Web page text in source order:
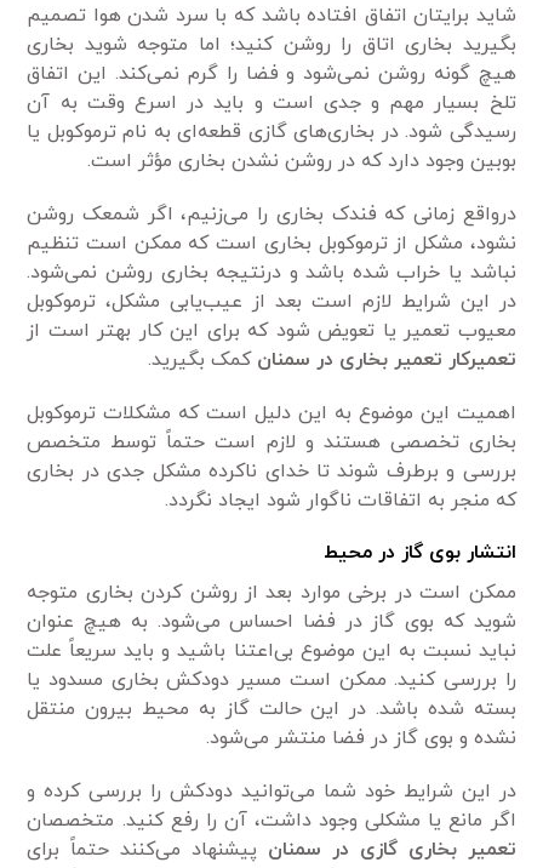
شاید برایتان اتفاق افتاده باشد که با سرد شدن هوا تصمیم
بگیرید بخاری اتاق را روشن کنید؛ اما متوجه شوید بخاری
هیچ گونه روشن نمی‌شود و فضا را گرم نمی‌کند. این اتفاق
تلخ بسیار مهم و جدی است و باید در اسرع وقت به آن
رسیدگی شود. در بخاری‌های گازی قطعه‌ای به نام ترموکوبل یا
بوبین وجود دارد که در روشن نشدن بخاری مؤثر است.
درواقع زمانی که فندک بخاری را می‌زنیم، اگر شمعک روشن
نشود، مشکل از ترموکوبل بخاری است که ممکن است تنظیم
نباشد یا خراب شده باشد و درنتیجه بخاری روشن نمی‌شود.
در این شرایط لازم است بعد از عیب‌یابی مشکل، ترموکوبل
معیوب تعمیر یا تعویض شود که برای این کار بهتر است از
تعمیرکار تعمیر بخاری در سمنان کمک بگیرید.
اهمیت این موضوع به این دلیل است که مشکلات ترموکوبل
بخاری تخصصی هستند و لازم است حتماً توسط متخصص
بررسی و برطرف شوند تا خدای ناکرده مشکل جدی در بخاری
که منجر به اتفاقات ناگوار شود ایجاد نگردد.
انتشار بوی گاز در محیط
ممکن است در برخی موارد بعد از روشن کردن بخاری متوجه
شوید که بوی گاز در فضا احساس می‌شود. به هیچ عنوان
نباید نسبت به این موضوع بی‌اعتنا باشید و باید سریعاً علت
را بررسی کنید. ممکن است مسیر دودکش بخاری مسدود یا
بسته شده باشد. در این حالت گاز به محیط بیرون منتقل
نشده و بوی گاز در فضا منتشر می‌شود.
در این شرایط خود شما می‌توانید دودکش را بررسی کرده و
اگر مانع یا مشکلی وجود داشت، آن را رفع کنید. متخصصان
تعمیر بخاری گازی در سمنان پیشنهاد می‌کنند حتماً برای